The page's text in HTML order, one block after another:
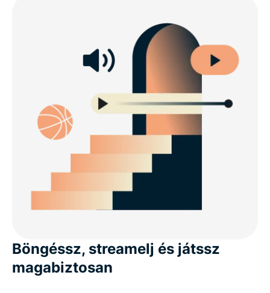
Böngéssz, streamelj és játssz
magabiztosan